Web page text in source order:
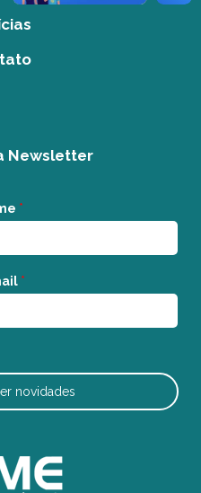
Newsletter
*
*
novidades